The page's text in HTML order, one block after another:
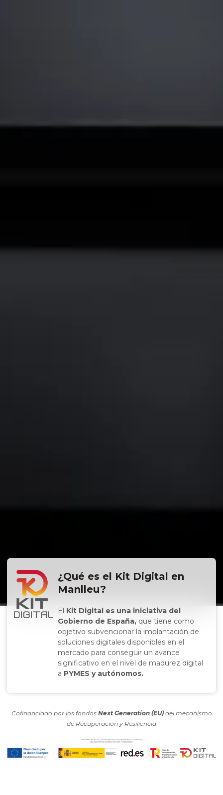
¿Qué es el Kit Digital en
Manlleu?
El Kit Digital es una iniciativa del
Gobierno de España, que tiene como
objetivo subvencionar la implantación de
soluciones digitales disponibles en el
mercado para conseguir un avance
significativo en el nivel de madurez digital
a PYMES y autónomos.
Cofinanciado por los fondos Next Generation (EU)del mecanismo
de Recuperación y Resiliencia